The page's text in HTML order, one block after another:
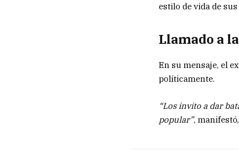
estilo de vida de
Llamado a
En su mensaje, el
políticamente.
“Los invito a dar
popular”,